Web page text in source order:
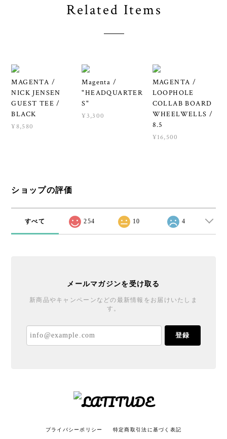
Related Items
MAGENTA /
NICK JENSEN
GUEST TEE /
BLACK
¥8,580
Magenta /
"HEADQUARTER
S"
¥3,300
MAGENTA /
LOOPHOLE
COLLAB BOARD
WHEELWELLS /
8.5
¥16,500
ショップの評価
すべて 254 10 4
メールマガジンを受け取る
新商品やキャンペーンなどの最新情報をお届けいたしま
す。
登録
プライバシーポリシー 特定商取引法に基づく表記